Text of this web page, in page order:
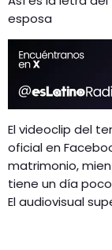
esposa
El videoclip del
oficial en
matrimonio,
tiene un día
El audiovisual